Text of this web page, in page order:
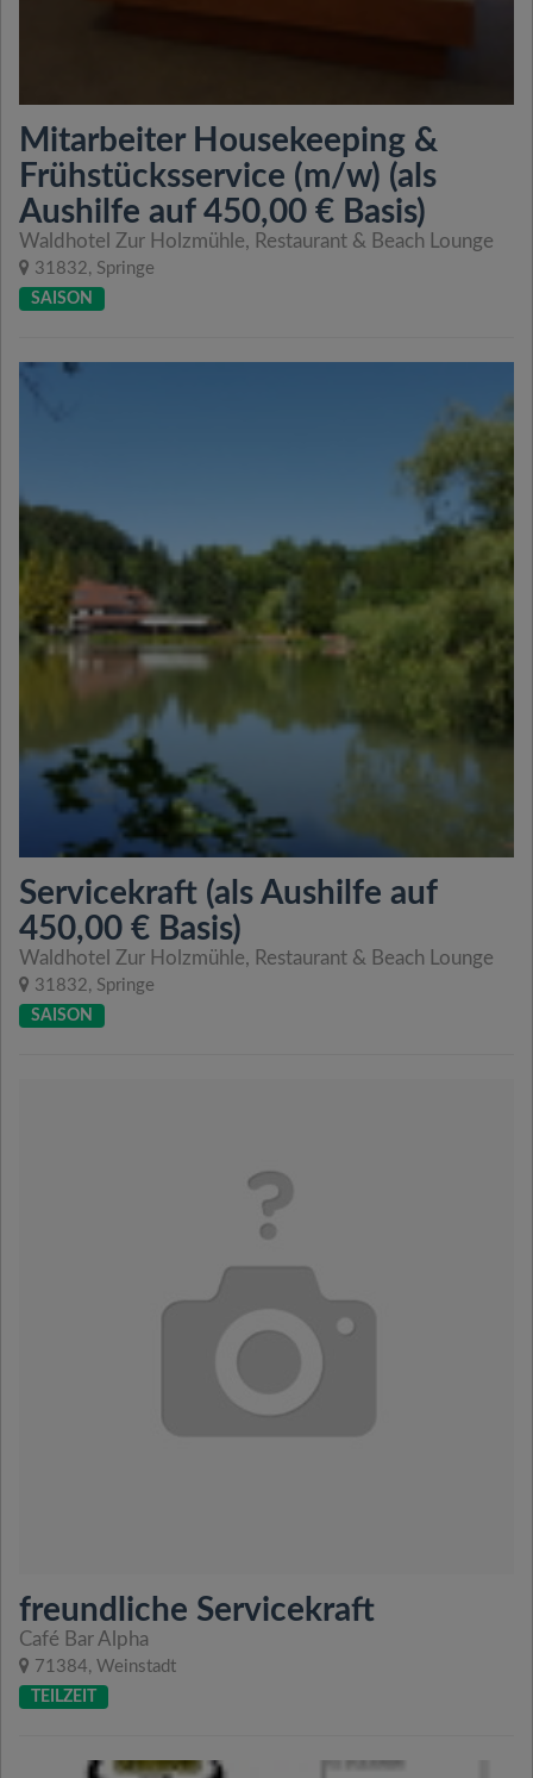
Mitarbeiter Housekeeping &
Frühstücksservice (m/w) (als
Aushilfe auf 450,00 € Basis)
Waldhotel Zur Holzmühle, Restaurant & Beach Lounge
31832, Springe
SAISON
Servicekraft (als Aushilfe auf
450,00 € Basis)
Waldhotel Zur Holzmühle, Restaurant & Beach Lounge
31832, Springe
SAISON
freundliche Servicekraft
Café Bar Alpha
71384, Weinstadt
TEILZEIT